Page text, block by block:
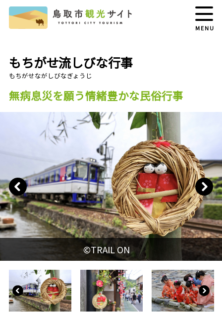
MENU
もちがせ流しびな行事
無病息災を願う情緒豊かな民俗行事